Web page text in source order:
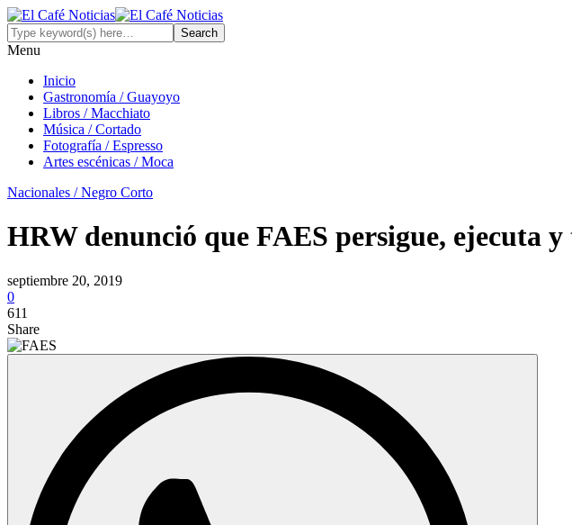
Menu
Inicio
Gastronomía / Guayoyo
Libros / Macchiato
Música / Cortado
Fotografía / Espresso
Artes escénicas / Moca
Nacionales / Negro Corto
HRW denunció que FAES persigue, ejecuta
septiembre 20, 2019
0
611
Share